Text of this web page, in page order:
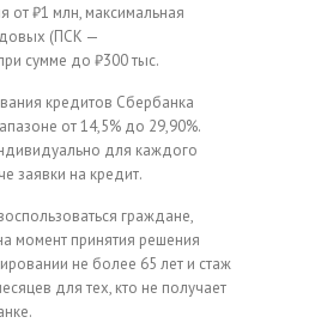
от ₽1 млн, максимальная
(ПСК —
сумме до ₽300 тыс.
кредитов Сбербанка
от 14,5% до 29,90%.
для каждого
заявки на кредит.
граждане,
момент принятия решения
не более 65 лет и стаж
для тех, кто не получает